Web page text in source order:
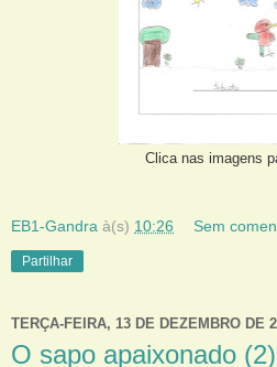
Clica nas imagens
EB1-Gandra à(s) 10:26 Sem
Partilhar
TERÇA-FEIRA, 13 DE DEZEMBRO DE
O sapo apaixonado